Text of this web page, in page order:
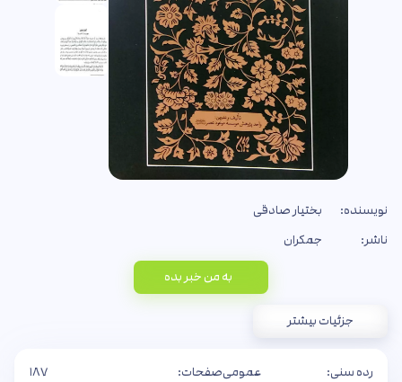
نویسنده:
بختیار صادقی
ناشر:
جمکران
به من خبر بده
جزئیات بیشتر
رده سنی:
عمومیصفحات:
۱۸۷